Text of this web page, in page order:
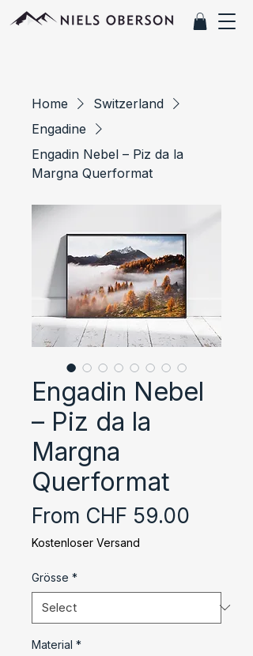
Home
Switzerland
Engadine
Engadin Nebel – Piz da la
Margna Querformat
Engadin Nebel
– Piz da la
Margna
Querformat
From CHF 59.00
Kostenloser Versand
Grösse *
Material *